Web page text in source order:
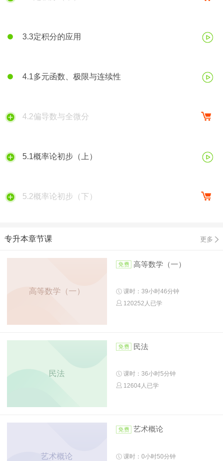
3.3定积分的应用
4.1多元函数、极限与连续性
4.2偏导数与全微分
5.1概率论初步（上）
5.2概率论初步（下）
专升本章节课 更多
高等数学（一）
高等数学（一）
课时：39小时46分钟
120252人已学
民法
民法
课时：36小时5分钟
12604人已学
艺术概论
艺术概论
课时：0小时50分钟